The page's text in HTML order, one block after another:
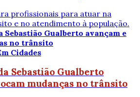
profissionais para atuar na
e no atendimento à população.
Cidades
Sebastião Gualberto
mudanças no trânsito